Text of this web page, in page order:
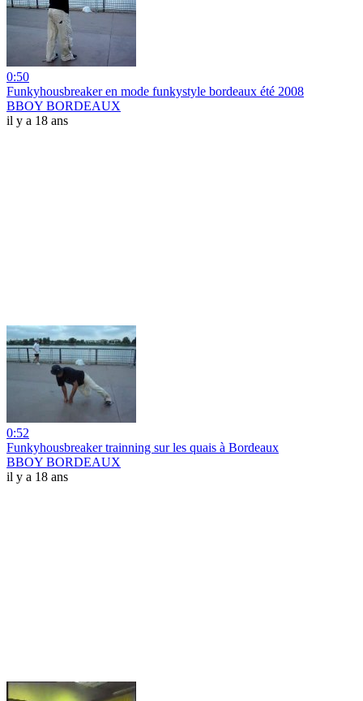
0:50
Funkyhousbreaker en mode funkystyle bordeaux été 2008
BBOY BORDEAUX
il y a 18 ans
0:52
Funkyhousbreaker trainning sur les quais à Bordeaux
BBOY BORDEAUX
il y a 18 ans